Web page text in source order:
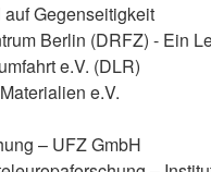
Gegenseitigkeit
Berlin (DRFZ) - Ein
e.V. (DLR)
e.V.
– UFZ GmbH